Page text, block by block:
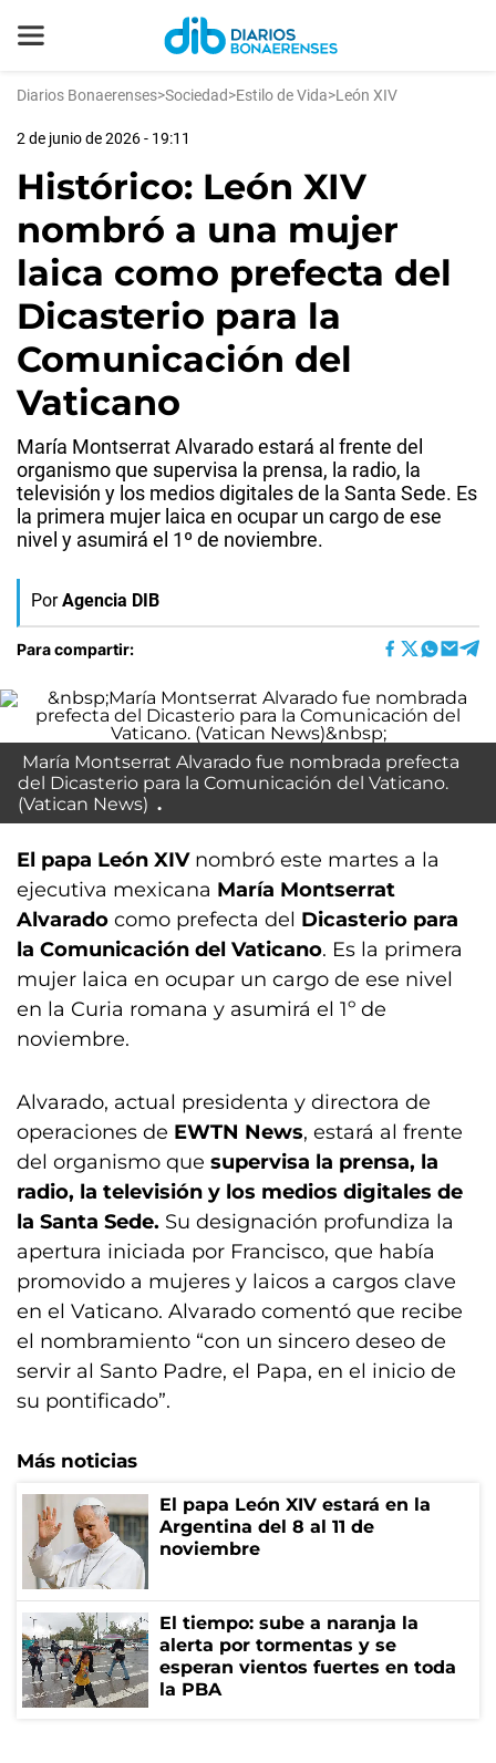
Diarios Bonaerenses>Sociedad>Estilo de Vida>León XIV
2 de junio de 2026 - 19:11
Histórico: León XIV
nombró a una mujer
laica como prefecta del
Dicasterio para la
Comunicación del
Vaticano
María Montserrat Alvarado estará al frente del
organismo que supervisa la prensa, la radio, la
televisión y los medios digitales de la Santa Sede. Es
la primera mujer laica en ocupar un cargo de ese
nivel y asumirá el 1º de noviembre.
Por Agencia DIB
Para compartir:
María Montserrat Alvarado fue nombrada prefecta
del Dicasterio para la Comunicación del Vaticano.
(Vatican News)
El papa León XIV nombró este martes a la
ejecutiva mexicana María Montserrat
Alvarado como prefecta del Dicasterio para
la Comunicación del Vaticano. Es la primera
mujer laica en ocupar un cargo de ese nivel
en la Curia romana y asumirá el 1º de
noviembre.
Alvarado, actual presidenta y directora de
operaciones de EWTN News, estará al frente
del organismo que supervisa la prensa, la
radio, la televisión y los medios digitales de
la Santa Sede. Su designación profundiza la
apertura iniciada por Francisco, que había
promovido a mujeres y laicos a cargos clave
en el Vaticano. Alvarado comentó que recibe
el nombramiento “con un sincero deseo de
servir al Santo Padre, el Papa, en el inicio de
su pontificado”.
Más noticias
El papa León XIV estará en la
Argentina del 8 al 11 de
noviembre
El tiempo: sube a naranja la
alerta por tormentas y se
esperan vientos fuertes en toda
la PBA